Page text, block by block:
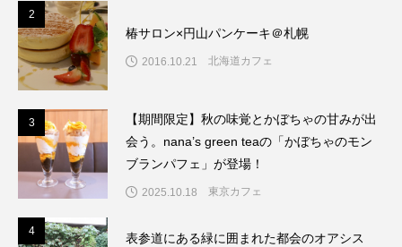
2
椿サロン×円山パンケーキ＠札幌
2016.10.21 北海道カフェ
3
【期間限定】秋の味覚とかぼちゃの甘みが出
会う。nana’s green teaの「かぼちゃのモン
ブランパフェ」が登場！
2025.10.18 東京カフェ
4
表参道にある緑に囲まれた都会のオアシス